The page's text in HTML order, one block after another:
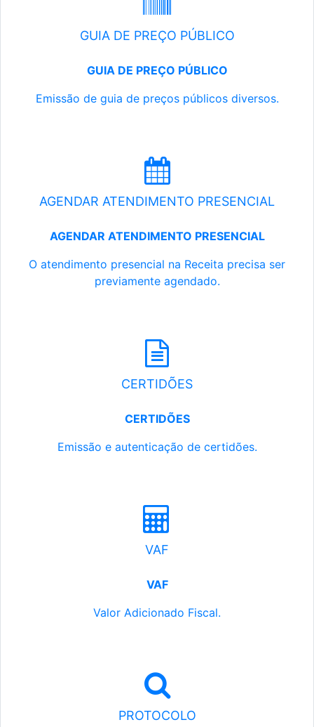
GUIA DE PREÇO PÚBLICO
GUIA DE PREÇO PÚBLICO
Emissão de guia de preços públicos diversos.
AGENDAR ATENDIMENTO PRESENCIAL
AGENDAR ATENDIMENTO PRESENCIAL
O atendimento presencial na Receita precisa ser
previamente agendado.
CERTIDÕES
CERTIDÕES
Emissão e autenticação de certidões.
VAF
VAF
Valor Adicionado Fiscal.
PROTOCOLO